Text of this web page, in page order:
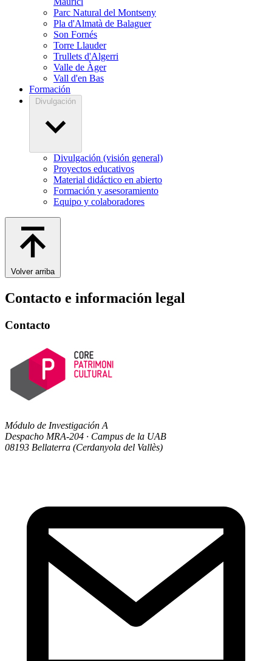
Parc Natural del Montseny
Pla d'Almatà de Balaguer
Son Fornés
Torre Llauder
Trullets d'Algerri
Valle de Àger
Vall d'en Bas
Formación
Divulgación
Divulgación (visión general)
Proyectos educativos
Material didáctico en abierto
Formación y asesoramiento
Equipo y colaboradores
Volver arriba
Contacto e información legal
Contacto
Módulo de Investigación A
Despacho MRA-204 · Campus de la UAB
08193 Bellaterra (Cerdanyola del Vallès)